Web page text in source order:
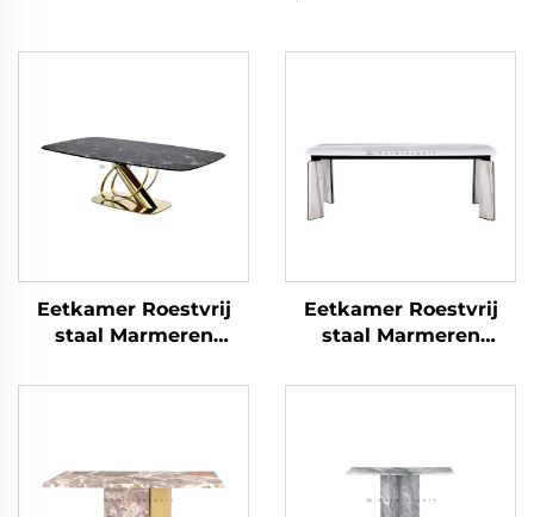
Eetkamer Roestvrij
staal Marmeren
Eetkamer Roestvrij
staal Marmeren